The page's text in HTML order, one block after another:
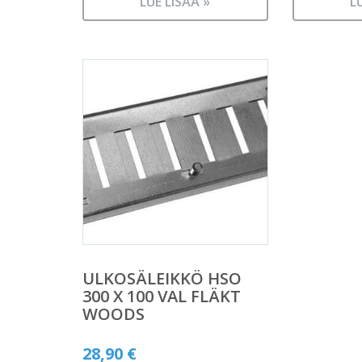
ULKOSÄLEIKKÖ HSO
300 X 100 VAL FLÄKT
WOODS
28,90 €